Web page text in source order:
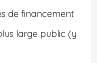
de financement
large public (y